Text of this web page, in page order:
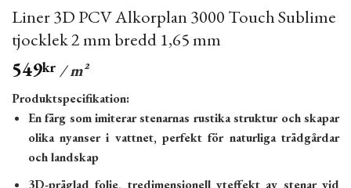
Liner 3D PCV Alkorplan 3000 Touch Sublime
tjocklek 2 mm bredd 1,65 mm
549kr / m²
Produktspecifikation:
En färg som imiterar stenarnas rustika struktur och skapar
olika nyanser i vattnet, perfekt för naturliga trädgårdar
och landskap
3D-präglad folie, tredimensionell yteffekt av stenar vid